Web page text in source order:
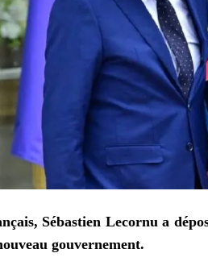
Sébastien Lecornu a
gouvernement.